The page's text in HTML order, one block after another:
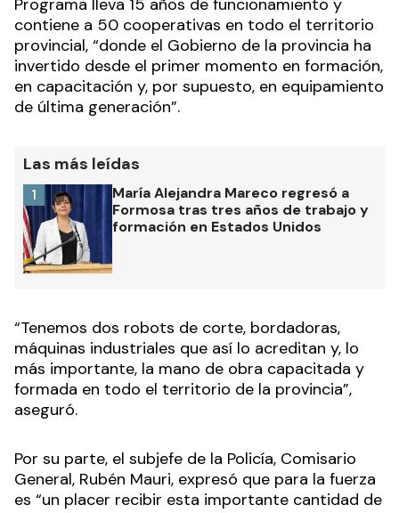
Programa lleva 15 años de funcionamiento y
contiene a 50 cooperativas en todo el territorio
provincial, “donde el Gobierno de la provincia ha
invertido desde el primer momento en formación,
en capacitación y, por supuesto, en equipamiento
de última generación”.
Las más leídas
María Alejandra Mareco regresó a
Formosa tras tres años de trabajo y
formación en Estados Unidos
1
“Tenemos dos robots de corte, bordadoras,
máquinas industriales que así lo acreditan y, lo
más importante, la mano de obra capacitada y
formada en todo el territorio de la provincia”,
aseguró.
Por su parte, el subjefe de la Policía, Comisario
General, Rubén Mauri, expresó que para la fuerza
es “un placer recibir esta importante cantidad de